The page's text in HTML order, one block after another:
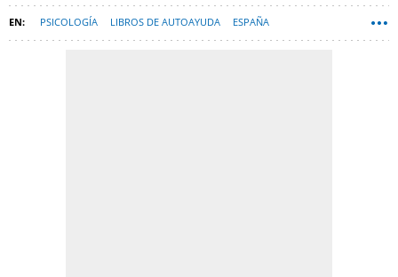
PSICOLOGÍA LIBROS DE AUTOAYUDA ESPAÑA